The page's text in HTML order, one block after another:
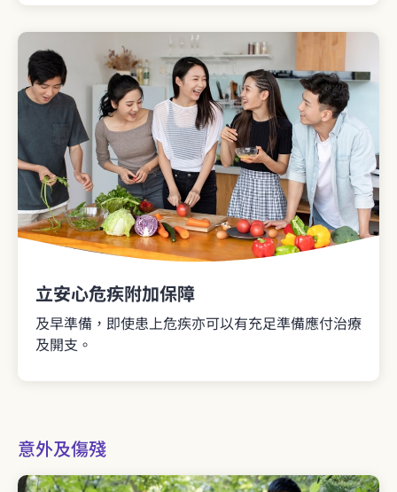
立安心危疾附加保障
及早準備，即使患上危疾亦可以有充足準備應付治療
及開支。
意外及傷殘